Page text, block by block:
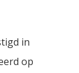
in
op